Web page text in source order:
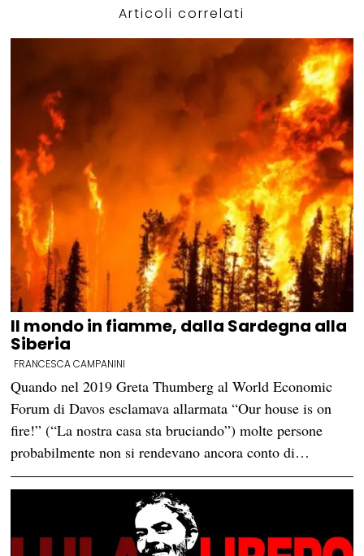
Articoli correlati
Il mondo in fiamme, dalla Sardegna alla
Siberia
FRANCESCA CAMPANINI
Quando nel 2019 Greta Thumberg al World Economic
Forum di Davos esclamava allarmata “Our house is on
fire!” (“La nostra casa sta bruciando”) molte persone
probabilmente non si rendevano ancora conto di…